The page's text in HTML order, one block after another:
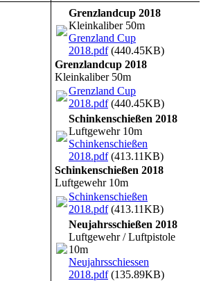
Grenzlandcup 2018
Kleinkaliber 50m
Grenzland Cup
2018.pdf(440.45KB)
Grenzlandcup 2018
Kleinkaliber 50m
Grenzland Cup
2018.pdf(440.45KB)
Schinkenschießen 2018
Luftgewehr 10m
Schinkenschießen
2018.pdf(413.11KB)
Schinkenschießen 2018
Luftgewehr 10m
Schinkenschießen
2018.pdf(413.11KB)
Neujahrsschießen 2018
Luftgewehr / Luftpistole
10m
Neujahrsschiessen
2018.pdf(135.89KB)